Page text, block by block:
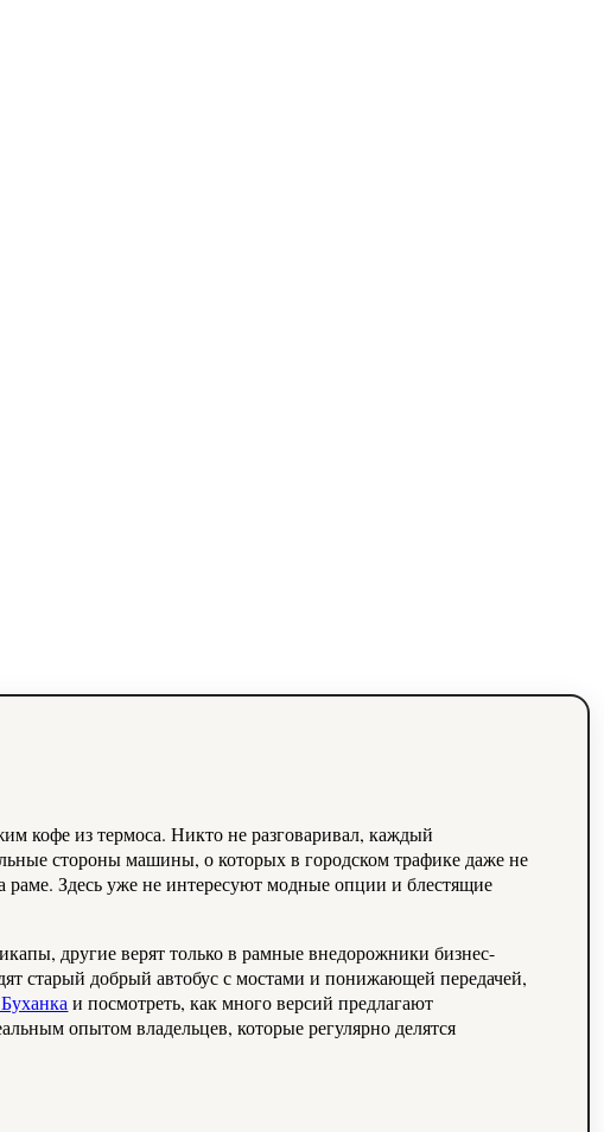
кофе из термоса. Никто не разговаривал, каждый
стороны машины, о которых в городском трафике даже не
раме. Здесь уже не интересуют модные опции и блестящие
другие верят только в рамные внедорожники бизнес-
старый добрый автобус с мостами и понижающей передачей,
и посмотреть, как много версий предлагают
опытом владельцев, которые регулярно делятся